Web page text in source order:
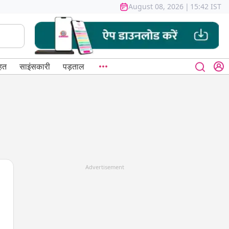
August 08, 2026 | 15:42 IST
साइंसकारी पड़ताल
Advertisement